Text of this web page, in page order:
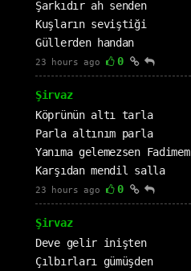
Şarkıdır ah senden
Kuşların seviştiği
Güllerden handan
23 hours ago 0
Şirvaz
Köprünün altı tarla
Parla altınım parla
Yanıma gelemezsen Fadimem
Karşıdan mendil salla
23 hours ago 0
Şirvaz
Deve gelir inişten
Çılbırları gümüşden